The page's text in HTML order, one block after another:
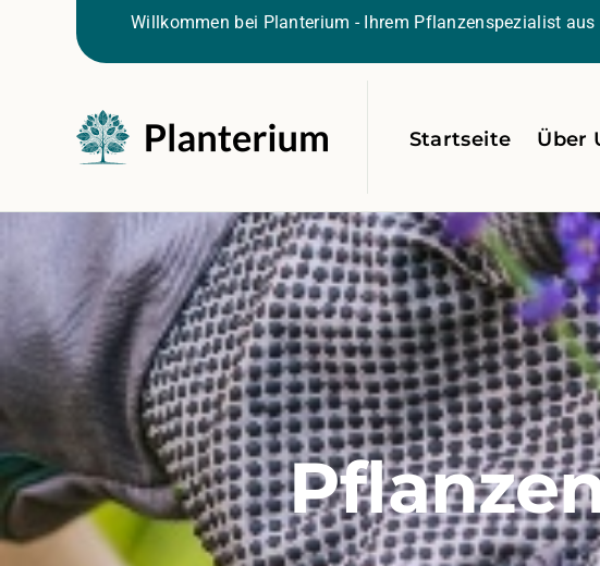
Willkommen bei Planterium - Ihrem Pflanzenspezialist aus
Startseite Über